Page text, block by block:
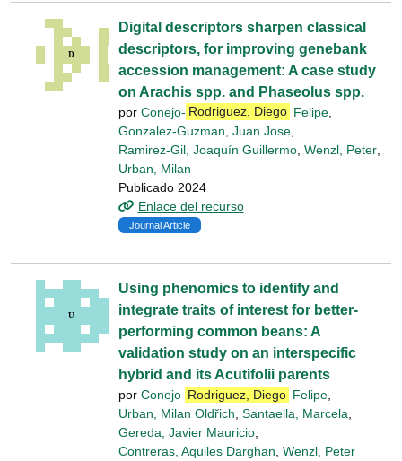
Digital descriptors sharpen classical
descriptors, for improving genebank
accession management: A case study
on Arachis spp. and Phaseolus spp.
por Conejo- Rodriguez, Diego Felipe,
Gonzalez-Guzman, Juan Jose
Ramirez-Gil, Joaquín Guillermo Wenzl, Peter
Urban, Milan
Publicado 2024
Enlace del recurso
Journal Article
Using phenomics to identify and
integrate traits of interest for better-
performing common beans: A
validation study on an interspecific
hybrid and its Acutifolii parents
por Conejo Rodriguez, Diego Felipe,
Urban, Milan Oldřich Santaella, Marcela
Gereda, Javier Mauricio
Contreras, Aquiles Darghan Wenzl, Peter